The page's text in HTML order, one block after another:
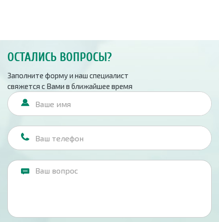
ОСТАЛИСЬ ВОПРОСЫ?
Заполните форму и наш специалист
свяжется с Вами в ближайшее время